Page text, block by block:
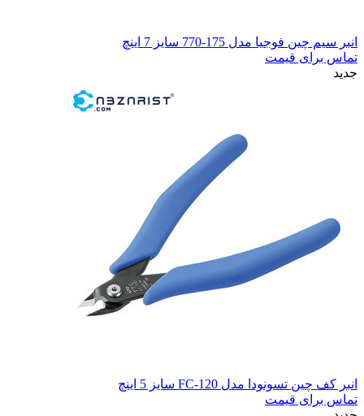
انبر سیم چین فوجیا مدل 175-770 سایز 7 اینچ
تماس برای قیمت
جدید
انبر کف چین تسونودا مدل FC-120 سایز 5 اینچ
تماس برای قیمت